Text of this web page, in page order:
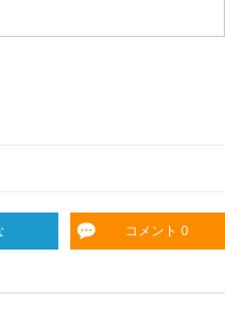
コメント 0